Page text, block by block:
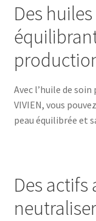
Des
Avec l’huile de soin
VIVIEN, vous
peau équilibrée et
Des